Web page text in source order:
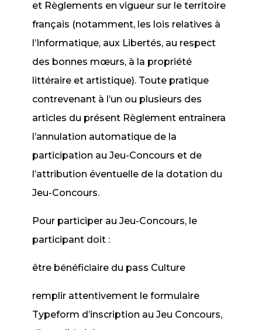
et Règlements en vigueur sur le territoire
français (notamment, les lois relatives à
l’Informatique, aux Libertés, au respect
des bonnes mœurs, à la propriété
littéraire et artistique). Toute pratique
contrevenant à l’un ou plusieurs des
articles du présent Règlement entraînera
l’annulation automatique de la
participation au Jeu-Concours et de
l’attribution éventuelle de la dotation du
Jeu-Concours.
Pour participer au Jeu-Concours, le
participant doit :
être bénéficiaire du pass Culture
remplir attentivement le formulaire
Typeform d’inscription au Jeu Concours,